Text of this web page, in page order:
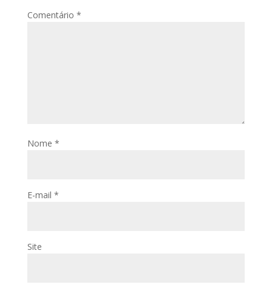
Comentário *
Nome *
E-mail *
Site